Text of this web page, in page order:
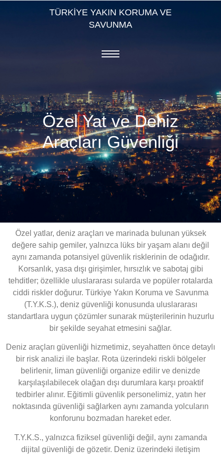
TÜRKİYE YAKIN KORUMA VE
SAVUNMA
⁠Özel Yat ve Deniz
Araçları Güvenliği
Özel yatlar, deniz araçları ve marinada bulunan yüksek
değere sahip gemiler, yalnızca lüks bir yaşam alanı değil
aynı zamanda potansiyel güvenlik risklerinin de odağıdır.
Korsanlık, yasa dışı girişimler, hırsızlık ve sabotaj gibi
tehditler; özellikle uluslararası sularda ve popüler rotalarda
ciddi riskler doğurur. Türkiye Yakın Koruma ve Savunma
(T.Y.K.S.), deniz güvenliği konusunda uluslararası
standartlara uygun çözümler sunarak müşterilerinin huzurlu
bir şekilde seyahat etmesini sağlar.
Deniz araçları güvenliği hizmetimiz, seyahatten önce detaylı
bir risk analizi ile başlar. Rota üzerindeki riskli bölgeler
belirlenir, liman güvenliği organize edilir ve denizde
karşılaşılabilecek olağan dışı durumlara karşı proaktif
tedbirler alınır. Eğitimli güvenlik personelimiz, yatın her
noktasında güvenliği sağlarken aynı zamanda yolcuların
konforunu bozmadan hareket eder.
T.Y.K.S., yalnızca fiziksel güvenliği değil, aynı zamanda
dijital güvenliği de gözetir. Deniz üzerindeki iletişim